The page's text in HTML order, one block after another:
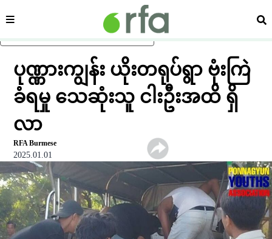
ပင်မအကြောင်းအရာသို့ ကျော်ရန်
ကဏ္ဍ ရှာ
ပုဏ္ဏားကျွန်း ယိုးတရုပ်ရွာ ဗုံးကြဲ
ခံရမှု သေဆုံးသူ ငါးဦးအထိ ရှိ
လာ
RFA Burmese
2025.01.01